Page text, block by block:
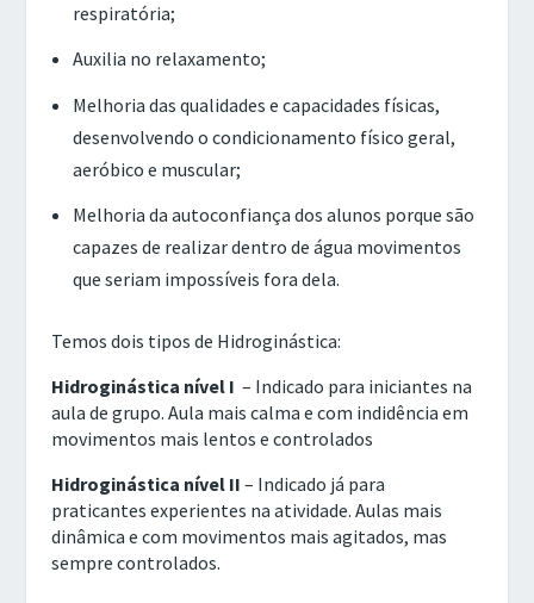
respiratória;
Auxilia no relaxamento;
Melhoria das qualidades e capacidades físicas,
desenvolvendo o condicionamento físico geral,
aeróbico e muscular;
Melhoria da autoconfiança dos alunos porque são
capazes de realizar dentro de água movimentos
que seriam impossíveis fora dela.
Temos dois tipos de Hidroginástica:
Hidroginástica nível I – Indicado para iniciantes na
aula de grupo. Aula mais calma e com indidência em
movimentos mais lentos e controlados
Hidroginástica nível II – Indicado já para
praticantes experientes na atividade. Aulas mais
dinâmica e com movimentos mais agitados, mas
sempre controlados.